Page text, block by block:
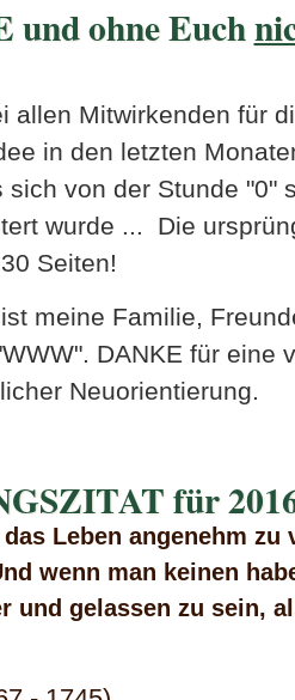
und ohne Euch
allen Mitwirkenden für
in den letzten
sich von der Stunde "0"
wurde ... Die
Seiten!
meine Familie,
DANKE für eine
Neuorientierung.
für
Leben angenehm
wenn man keinen
und gelassen zu sein,